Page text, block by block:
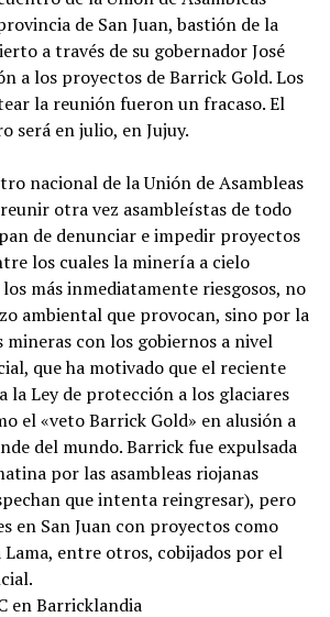
de San Juan, bastión de la
a través de su gobernador José
a los proyectos de Barrick Gold. Los
la reunión fueron un fracaso. El
será en julio, en Jujuy.
nacional de la Unión de Asambleas
otra vez asambleístas de todo
de denunciar e impedir proyectos
los cuales la minería a cielo
más inmediatamente riesgosos, no
ambiental que provocan, sino por la
mineras con los gobiernos a nivel
que ha motivado que el reciente
la Ley de protección a los glaciares
el «veto Barrick Gold» en alusión a
del mundo. Barrick fue expulsada
por las asambleas riojanas
que intenta reingresar), pero
en San Juan con proyectos como
Lama, entre otros, cobijados por el